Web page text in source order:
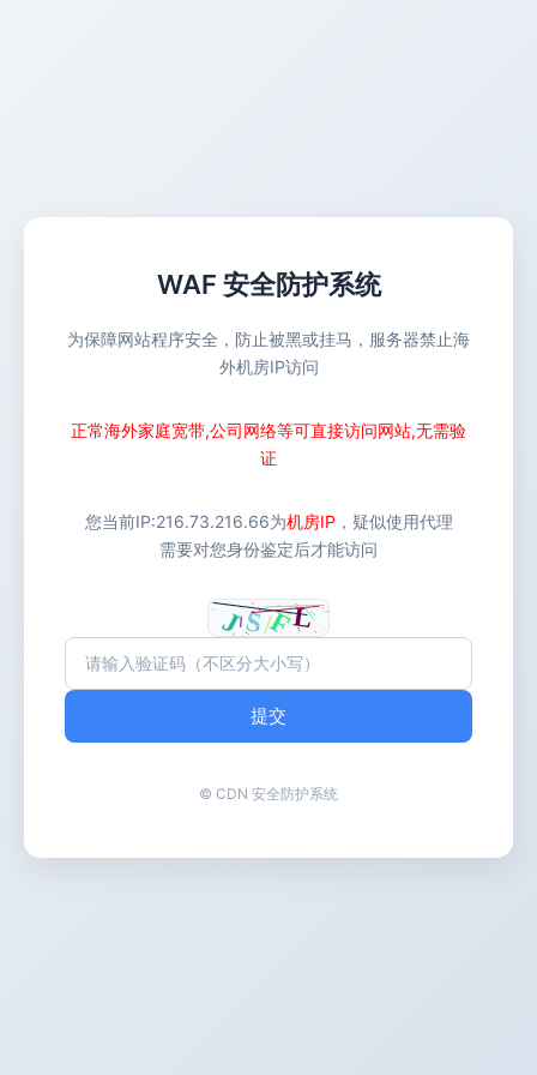
WAF 安全防护系统
为保障网站程序安全，防止被黑或挂马，服务器禁止海
外机房IP访问
正常海外家庭宽带,公司网络等可直接访问网站,无需验
证
您当前IP:216.73.216.66为机房IP ，疑似使用代理
需要对您身份鉴定后才能访问
提交
© CDN 安全防护系统